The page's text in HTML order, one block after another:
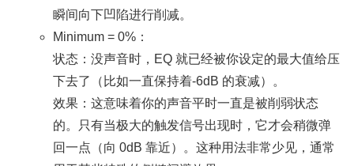
瞬间向下凹陷进行削减。
Minimum = 0%：
状态：没声音时，EQ 就已经被你设定的最大值给压
下去了（比如一直保持着-6dB 的衰减）。
效果：这意味着你的声音平时一直是被削弱状态
的。只有当极大的触发信号出现时，它才会稍微弹
回一点（向 0dB 靠近）。这种用法非常少见，通常